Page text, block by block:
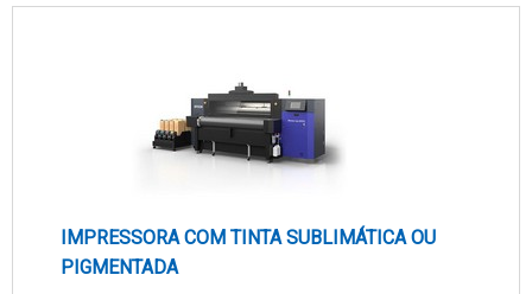
muitas maneiras eficientes de ...
IMPRESSORA COM TINTA SUBLIMÁTICA OU
PIGMENTADA